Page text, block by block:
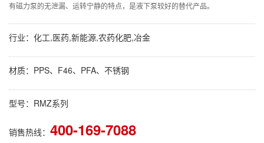
有磁力泵的无泄漏、运转宁静的特点，是液下泵较好的替代产品。
行业：化工,医药,新能源,农药化肥,冶金
材质：PPS、F46、PFA、不锈钢
型号：RMZ系列
销售热线： 400-169-7088